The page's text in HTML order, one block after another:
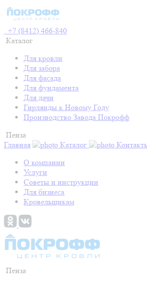
+7 (8412) 466-840
Каталог
Для кровли
Для забора
Для фасада
Для фундамента
Для дачи
Гирлянды к Новому Году
Производство Завода Покрофф
Пенза
Главная
Каталог
О компании
Услуги
Советы и инструкции
Для бизнеса
Кровельщикам
Пенза